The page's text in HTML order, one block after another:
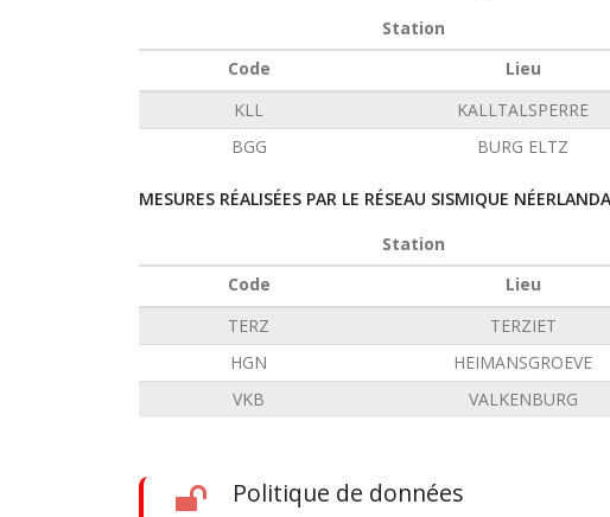
Station
Code
Lieu
KLL
KALLTALSPERRE
BGG
BURG ELTZ
MESURES RÉALISÉES PAR LE RÉSEAU SISMIQUE
Station
Code
Lieu
TERZ
TERZIET
HGN
HEIMANSGROEVE
VKB
VALKENBURG
Politique de données